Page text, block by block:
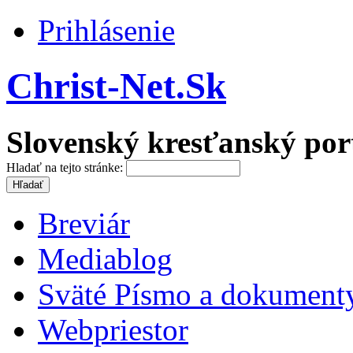
Prihlásenie
Christ-Net.Sk
Slovenský kresťanský
Hladať na tejto stránke:
Breviár
Mediablog
Sväté Písmo a
Webpriestor